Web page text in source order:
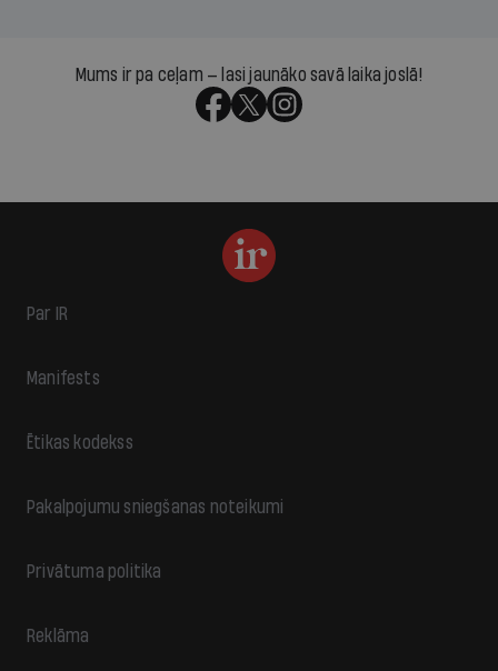
Mums ir pa ceļam — lasi jaunāko savā laika joslā!
Par IR
Manifests
Ētikas kodekss
Pakalpojumu sniegšanas noteikumi
Privātuma politika
Reklāma